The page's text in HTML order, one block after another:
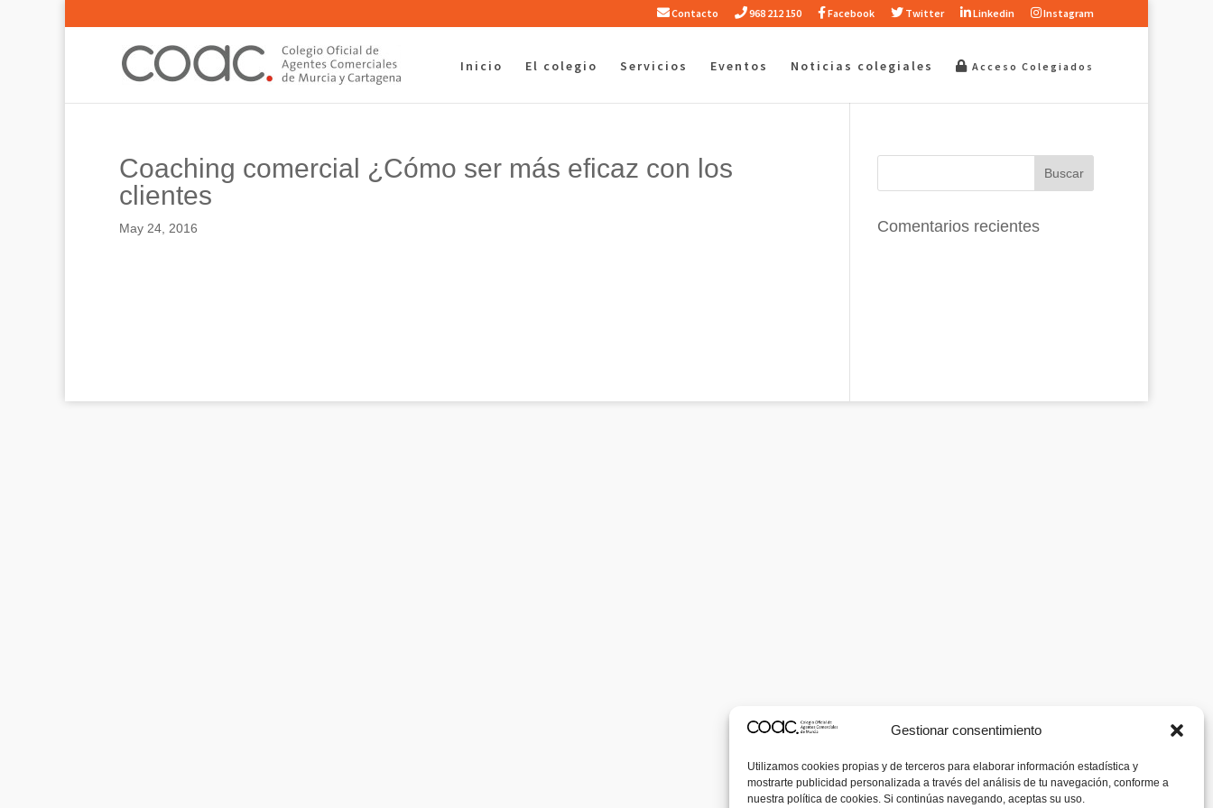
Gestionar consentimiento
Utilizamos cookies propias y de terceros para elaborar información estadística y
mostrarte publicidad personalizada a través del análisis de tu navegación, conforme a
nuestra política de cookies. Si continúas navegando, aceptas su uso.
Contacto 968 212 150 Facebook Twitter Linkedin Instagram
Inicio El colegio Servicios Eventos Noticias colegiales Acceso Colegiados
Coaching comercial ¿Cómo ser más eficaz con los
clientes
May 24, 2016 Comentarios recientes